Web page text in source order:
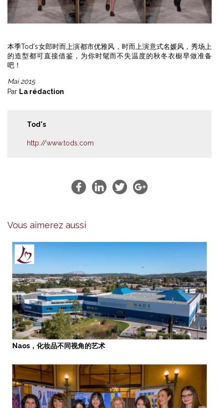
本季Tod's女郎时而上演都市优雅风，时而上演意式名媛风，秀场上
的造型都可直接借鉴，为你时髦而不失温度的秋冬衣橱早做准备
吧！
Mai 2015
Par La rédaction
Tod's
http://www.tods.com
Vous aimerez aussi
Naos，化妆品不同视角的艺术